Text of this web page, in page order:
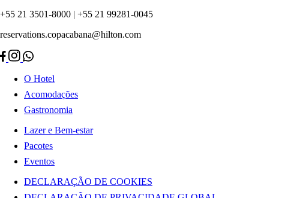
+55 21 3501-8000 | +55 21 99281-0045
reservations.copacabana@hilton.com
O Hotel
Acomodações
Gastronomia
Lazer e Bem-estar
Pacotes
Eventos
DECLARAÇÃO DE COOKIES